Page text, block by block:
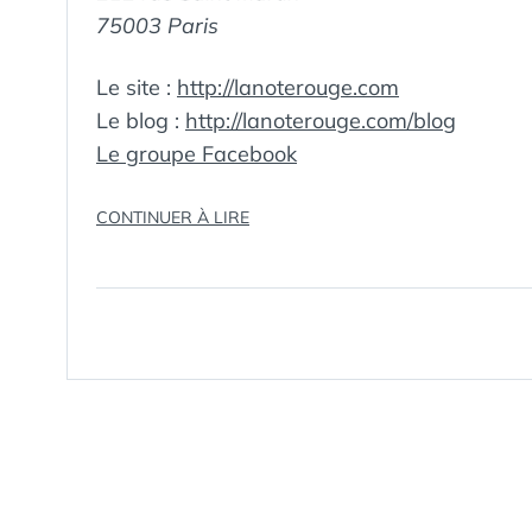
75003 Paris
Le site : http://lanoterouge.com
Le blog : http://lanoterouge.com/blog
Le groupe Facebook
CONTINUER À LIRE« LA
: